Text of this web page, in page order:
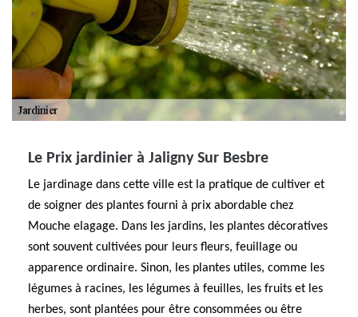
Le Prix jardinier à Jaligny Sur Besbre
Le jardinage dans cette ville est la pratique de cultiver et
de soigner des plantes fourni à prix abordable chez
Mouche elagage. Dans les jardins, les plantes décoratives
sont souvent cultivées pour leurs fleurs, feuillage ou
apparence ordinaire. Sinon, les plantes utiles, comme les
légumes à racines, les légumes à feuilles, les fruits et les
herbes, sont plantées pour être consommées ou être